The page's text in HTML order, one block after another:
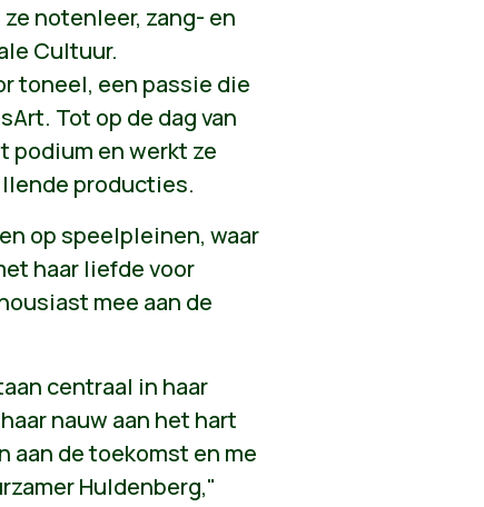
notenleer, zang- en
Cultuur.
toneel, een passie die
Tot op de dag van
podium en werkt ze
producties.
op speelpleinen, waar
haar liefde voor
mee aan de
centraal in haar
nauw aan het hart
aan de toekomst en me
Huldenberg,"